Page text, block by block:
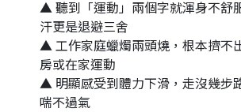
▲ 聽到「運動」兩個字就渾身不舒
汗更是退避三舍
▲ 工作家庭蠟燭兩頭燒，根本擠不
房或在家運動
▲ 明顯感受到體力下滑，走沒幾步
喘不過氣